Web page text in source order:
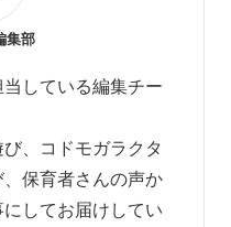
集部
している編集チー
、コドモガラクタ
保育者さんの声か
にしてお届けしてい